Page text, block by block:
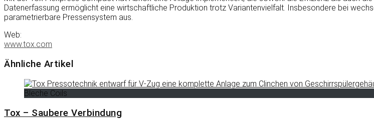
Datenerfassung ermöglicht eine wirtschaftliche Produktion trotz Variantenvielfalt. Insbesondere bei
parametrierbare Pressensystem aus.
Web:
www.tox.com
Ähnliche Artikel
Bleche Coils
Tox – Saubere Verbindung